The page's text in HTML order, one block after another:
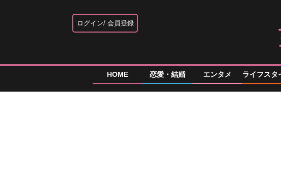
ログイン 会員登録
HOME 恋愛・結婚 エンタメ ライフスタ